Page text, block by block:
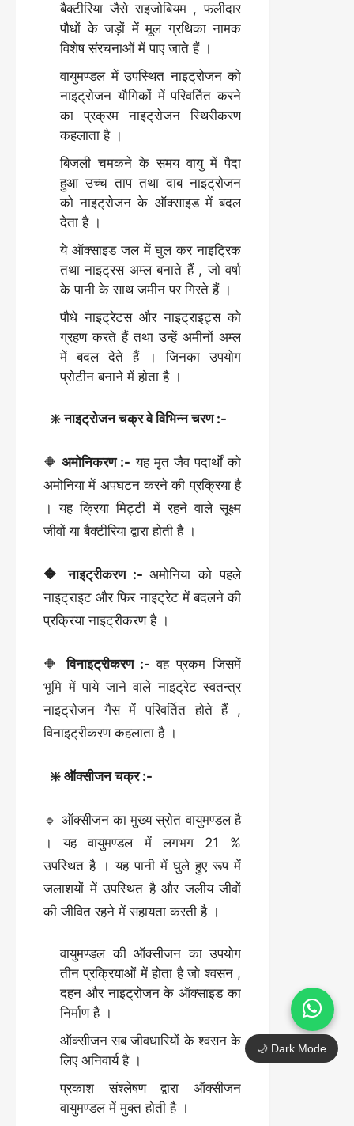
बैक्टीरिया जैसे राइजोबियम , फलीदार
पौधों के जड़ों में मूल ग्रथिका नामक
विशेष संरचनाओं में पाए जाते हैं ।
वायुमण्डल में उपस्थित नाइट्रोजन को
नाइट्रोजन यौगिकों में परिवर्तित करने
का प्रक्रम नाइट्रोजन स्थिरीकरण
कहलाता है ।
बिजली चमकने के समय वायु में पैदा
हुआ उच्च ताप तथा दाब नाइट्रोजन
को नाइट्रोजन के ऑक्साइड में बदल
देता है ।
ये ऑक्साइड जल में घुल कर नाइट्रिक
तथा नाइट्रस अम्ल बनाते हैं , जो वर्षा
के पानी के साथ जमीन पर गिरते हैं ।
पौधे नाइट्रेटस और नाइट्राइट्स को
ग्रहण करते हैं तथा उन्हें अमीनों अम्ल
में बदल देते हैं । जिनका उपयोग
प्रोटीन बनाने में होता है ।
❇️ नाइट्रोजन चक्र वे विभिन्न चरण :-
🔶 अमोनिकरण :- यह मृत जैव पदार्थों को
अमोनिया में अपघटन करने की प्रक्रिया है
। यह क्रिया मिट्टी में रहने वाले सूक्ष्म
जीवों या बैक्टीरिया द्वारा होती है ।
🔶 नाइट्रीकरण :-अमोनिया को पहले
नाइट्राइट और फिर नाइट्रेट में बदलने की
प्रक्रिया नाइट्रीकरण है ।
🔶 विनाइट्रीकरण :-वह प्रकम जिसमें
भूमि में पाये जाने वाले नाइट्रेट स्वतन्त्र
नाइट्रोजन गैस में परिवर्तित होते हैं ,
विनाइट्रीकरण कहलाता है ।
❇️ ऑक्सीजन चक्र :-
🔹 ऑक्सीजन का मुख्य स्रोत वायुमण्डल है
। यह वायुमण्डल में लगभग 21 %
उपस्थित है । यह पानी में घुले हुए रूप में
जलाशयों में उपस्थित है और जलीय जीवों
की जीवित रहने में सहायता करती है ।
वायुमण्डल की ऑक्सीजन का उपयोग
तीन प्रक्रियाओं में होता है जो श्वसन ,
दहन और नाइट्रोजन के ऑक्साइड का
निर्माण है ।
ऑक्सीजन सब जीवधारियों के श्वसन के
लिए अनिवार्य है ।
प्रकाश संश्लेषण द्वारा ऑक्सीजन
वायुमण्डल में मुक्त होती है ।
🌙 Dark Mode